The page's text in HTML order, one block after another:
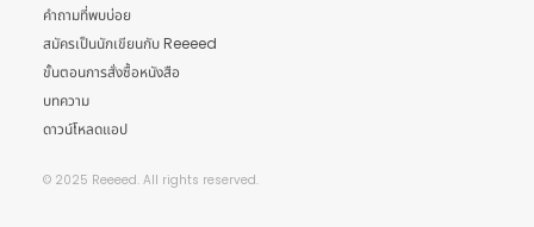
คำถามที่พบบ่อย
สมัครเป็นนักเขียนกับ Reeeed
ขั้นตอนการสั่งซื้อหนังสือ
บทความ
ดาวน์โหลดแอป
© 2025 Reeeed. All rights reserved.